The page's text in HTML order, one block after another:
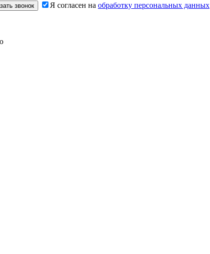
звонок Я согласен на обработку персональных данных